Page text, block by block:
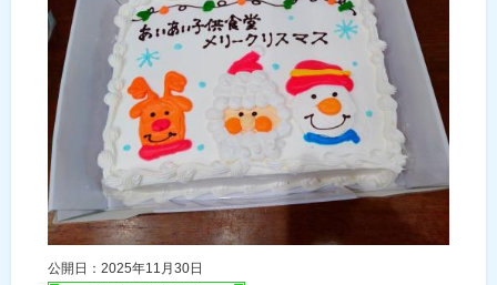
公開日：2025年11月30日